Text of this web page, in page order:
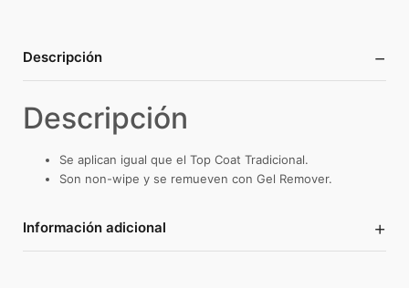
Descripción −
Descripción
Se aplican igual que el Top Coat Tradicional.
Son non-wipe y se remueven con Gel Remover.
Información adicional +